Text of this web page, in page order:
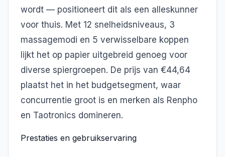
wordt — positioneert dit als een alleskunner
voor thuis. Met 12 snelheidsniveaus, 3
massagemodi en 5 verwisselbare koppen
lijkt het op papier uitgebreid genoeg voor
diverse spiergroepen. De prijs van €44,64
plaatst het in het budgetsegment, waar
concurrentie groot is en merken als Renpho
en Taotronics domineren.
Prestaties en gebruikservaring